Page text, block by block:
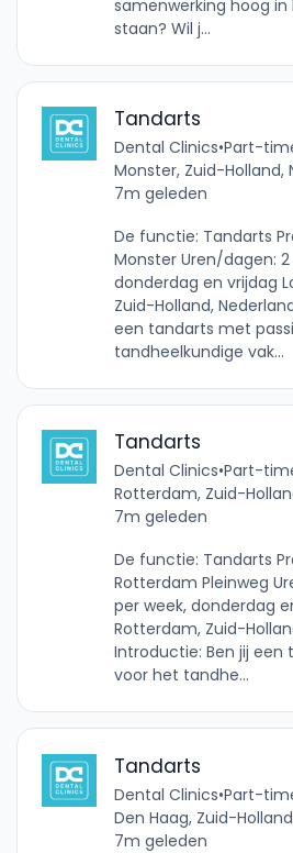
samenwerking hoog
staan? Wil j...
Tandarts
Dental Clinics•Part-
Monster, Zuid-Holland,
7m geleden
De functie: Tandarts
Monster Uren/dagen:
donderdag en vrijdag
Zuid-Holland,
een tandarts met
tandheelkundige vak...
Tandarts
Dental Clinics•Part-
Rotterdam, Zuid-
7m geleden
De functie: Tandarts
Rotterdam Pleinweg
per week, donderdag
Rotterdam, Zuid-
Introductie: Ben jij
voor het tandhe...
Tandarts
Dental Clinics•Part-
Den Haag, Zuid-
7m geleden